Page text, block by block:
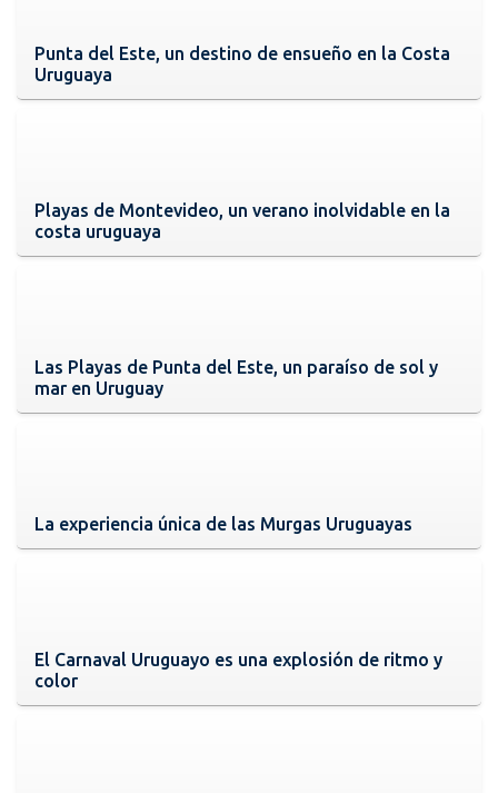
Punta del Este, un destino de ensueño en la Costa
Uruguaya
Playas de Montevideo, un verano inolvidable en la
costa uruguaya
Las Playas de Punta del Este, un paraíso de sol y
mar en Uruguay
La experiencia única de las Murgas Uruguayas
El Carnaval Uruguayo es una explosión de ritmo y
color